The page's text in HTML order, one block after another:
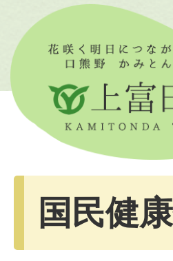
国民健